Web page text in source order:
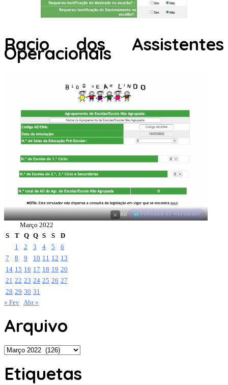
Racio dos Assistentes
Operacionais
× AD POWERED BY WEFORADS
Março 2022
S
T Q Q S S
D
1
2 3 4 5
6
7
8 9 10 11 12 13
14 15 16 17 18 19 20
21 22 23 24 25 26 27
28 29 30 31
« Fev Abr »
Arquivo
Arquivo
Etiquetas